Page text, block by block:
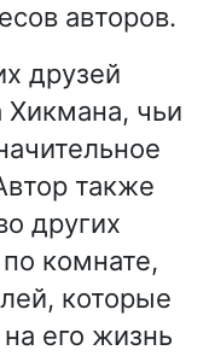
авторов.
друзей
чьи
также
других
комнате,
которые
его жизнь